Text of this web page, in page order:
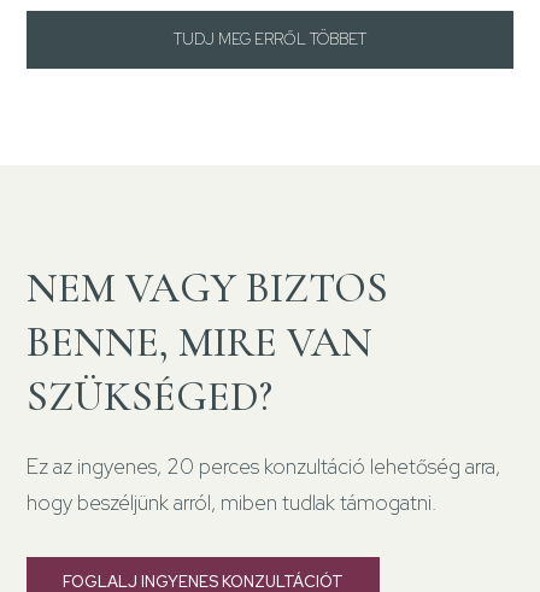
TUDJ MEG ERRŐL TÖBBET
NEM VAGY BIZTOS
BENNE, MIRE VAN
SZÜKSÉGED?
Ez az ingyenes, 20 perces konzultáció lehetőség arra,
hogy beszéljünk arról, miben tudlak támogatni.
FOGLALJ INGYENES KONZULTÁCIÓT